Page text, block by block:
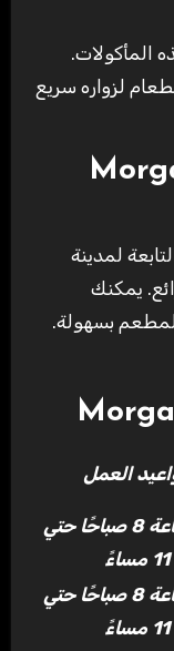
المأكولات.
لزواره سريع
لمدينة
يمكنك
بسهولة.
العمل
من الساعة 8 صباحًا حتي
11 مساءً
من الساعة 8 صباحًا حتي
11 مساءً